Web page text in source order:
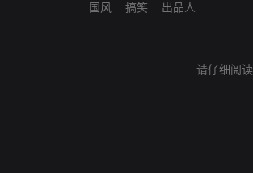
国风
搞笑
出品人
请仔细阅读